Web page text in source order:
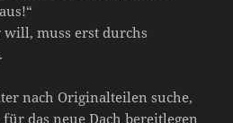
will, muss erst durchs
nach Originalteilen suche,
das neue Dach bereitlegen